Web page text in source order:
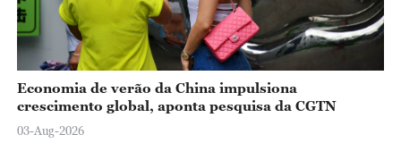
Economia de verão da China impulsiona
crescimento global, aponta pesquisa da CGTN
03-Aug-2026